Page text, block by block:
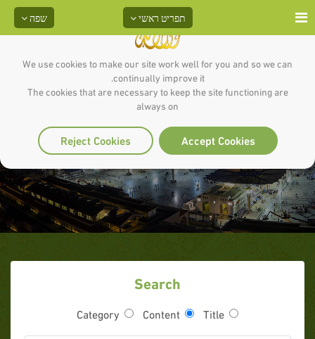
We use cookies to make our site work well for you and so we can
continually improve it.
The cookies that are necessary to keep the site functioning are
always on
Accept Cookies
Reject Cookies
שפה תפריט ראשי
האם אכנס לגן העדן؟
Search
Title
Content
Category